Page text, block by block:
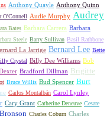
Anthony Quayle Anthony Quinn
O'Connell Audie Murphy Audrey
Bates Barbara Carrera Barbara
Steele Barry Sullivan Basil Rathbone
La Jarrige Bernard Lee Bette
Crystal Billy Dee Williams Bob
Bradford Dillman Brigitte
Bruce Willis Bud Spencer Burt
Carlos Montalbán Carol Lynley
Cary Grant Catherine Deneuve Cesare
Charles Coburn Charles